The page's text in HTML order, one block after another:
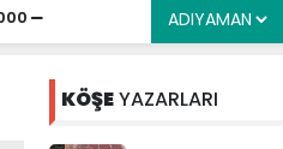
KÖŞEYAZARLARI